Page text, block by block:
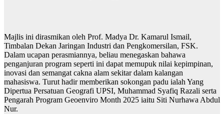
Majlis ini dirasmikan oleh Prof. Madya Dr. Kamarul Ismail,
Timbalan Dekan Jaringan Industri dan Pengkomersilan, FSK.
Dalam ucapan perasmiannya, beliau menegaskan bahawa
penganjuran program seperti ini dapat memupuk nilai kepimpinan,
inovasi dan semangat cakna alam sekitar dalam kalangan
mahasiswa. Turut hadir memberikan sokongan padu ialah Yang
Dipertua Persatuan Geografi UPSI, Muhammad Syafiq Razali serta
Pengarah Program Geoenviro Month 2025 iaitu Siti Nurhawa Abdul
Nur.